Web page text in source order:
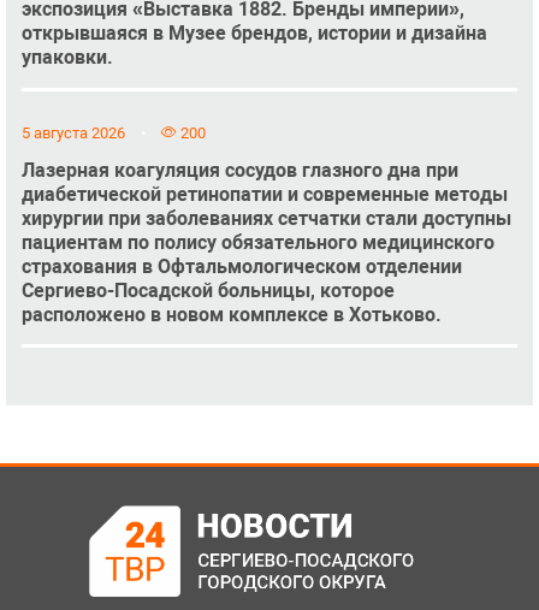
экспозиция «Выставка 1882. Бренды империи»,
открывшаяся в Музее брендов, истории и дизайна
упаковки.
5 августа 2026 200
Лазерная коагуляция сосудов глазного дна при
диабетической ретинопатии и современные методы
хирургии при заболеваниях сетчатки стали доступны
пациентам по полису обязательного медицинского
страхования в Офтальмологическом отделении
Сергиево-Посадской больницы, которое
расположено в новом комплексе в Хотьково.